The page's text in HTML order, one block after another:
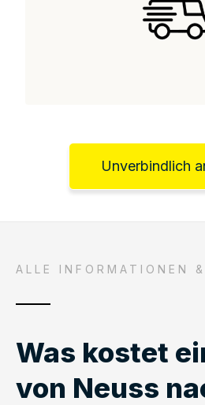
Unverbindlich
ALLE INFORMATIONEN
Was kostet
von Neuss